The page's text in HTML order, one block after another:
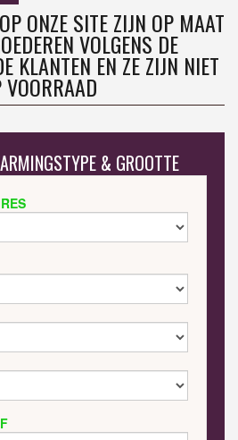
ONZE SITE ZIJN OP MAAT
VOLGENS DE
KLANTEN EN ZE ZIJN NIET
VOORRAAD
& GROOTTE